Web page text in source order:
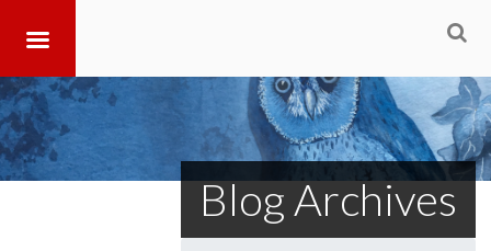
Blog Archives